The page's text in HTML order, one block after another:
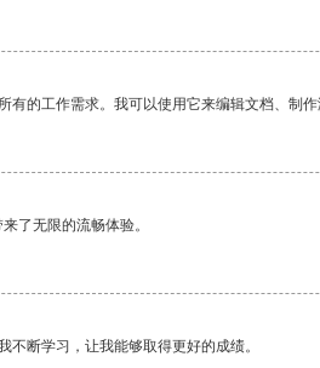
的工作需求。我可以使用它来编辑文档、制作
了无限的流畅体验。
断学习，让我能够取得更好的成绩。